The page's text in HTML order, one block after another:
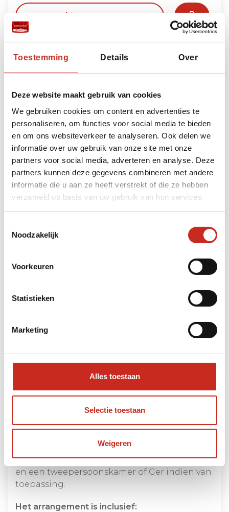
Toestemming Details Over
Deze website maakt gebruik van cookies
We gebruiken cookies om content en advertenties te
personaliseren, om functies voor social media te bieden
en om ons websiteverkeer te analyseren. Ook delen we
informatie over uw gebruik van onze site met onze
partners voor social media, adverteren en analyse. Deze
partners kunnen deze gegevens combineren met andere
informatie die u aan ze heeft verstrekt of die ze hebben
verzameld op basis van uw gebruik van hun services.
Noodzakelijk
Voorkeuren
Statistieken
Marketing
Alles toestaan
Selectie toestaan
Weigeren
Lees meer
Mongolië Altai reis
6 dagen
vanaf €1395 per persoon
Bekijk al onze Mongolië bouwstenen
Reissom
Wildkamperen in Mongolië
Vanaf €2850
Reissom vanaf € 2850,- per persoon, op basis
van een tent in eigen cabine voor 2 personen
en een tweepersoonskamer of Ger indien van
toepassing.
Het arrangement is inclusief: